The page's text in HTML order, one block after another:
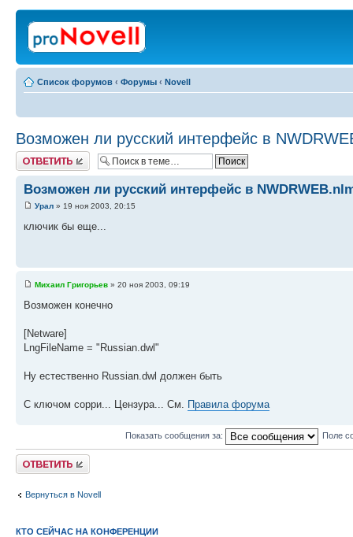
Список форумов ‹ Форумы ‹ Novell
Возможен ли русский интерфейс в
Ответить
Возможен ли русский интерфейс в
Урал » 19 ноя 2003, 20:15
ключик бы еще...
Михаил Григорьев » 20 ноя 2003, 09:19
Возможен конечно
[Netware]
LngFileName = "Russian.dwl"
Ну естественно Russian.dwl должен быть
С ключом сорри... Цензура... См. Правила форума
Показать сообщения за: Поле
Ответить
Вернуться в Novell
КТО СЕЙЧАС НА КОНФЕРЕНЦИИ